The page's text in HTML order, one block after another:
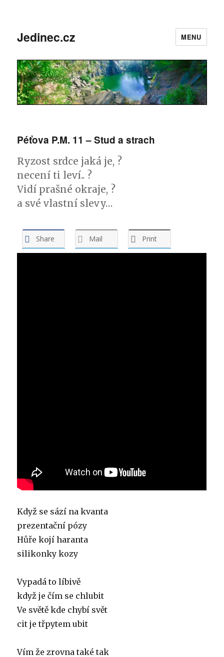
Jedinec.cz MENU
Péťova P.M. 11 – Stud a strach
Ryzost srdce jaká je, ?
necení ti leví.. ?
Vidí prašné okraje, ?
a své vlastní slevy…
Share Mail Print
Když se sází na kvanta
prezentační pózy
Hůře kojí haranta
silikonky kozy
Vypadá to líbivě
když je čím se chlubit
Ve světě kde chybí svět
cit je třpytem ubit
Vím že zrovna také tak